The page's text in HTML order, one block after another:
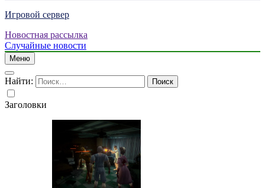
Игровой сервер
Новостная рассылка
Случайные новости
Меню
Найти:
Заголовки